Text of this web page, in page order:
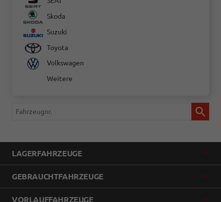
Skoda
Suzuki
Toyota
Volkswagen
Weitere
Fahrzeugnr.
LAGERFAHRZEUGE
GEBRAUCHTFAHRZEUGE
VORLAUFFAHRZEUGE